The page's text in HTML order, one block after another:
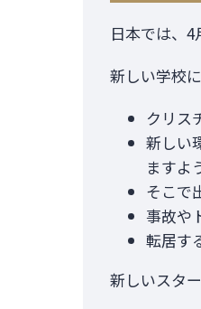
日本では、
新しい学校
クリス
新しい
ますよ
そこで
事故や
転居す
新しいスタ